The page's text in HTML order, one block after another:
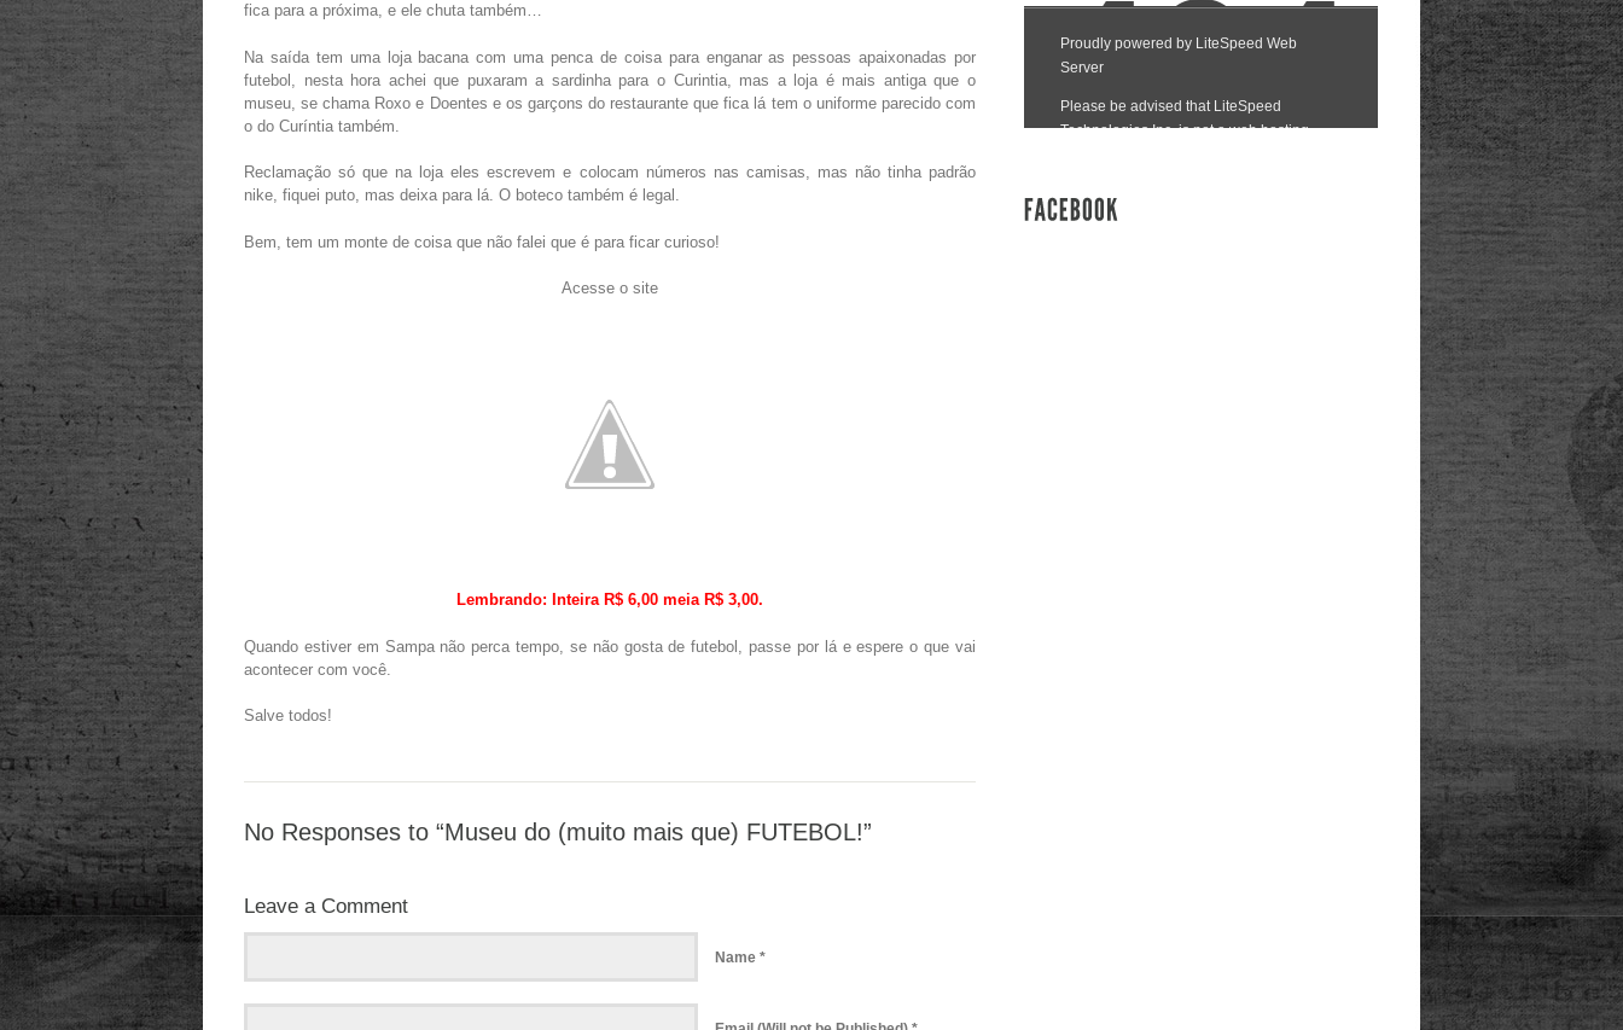
fica para a próxima, e ele chuta também…
Na saída tem uma loja bacana com uma penca de coisa para enganar as pessoas apaixonadas por
futebol, nesta hora achei que puxaram a sardinha para o Curintia, mas a loja é mais antiga que o
museu, se chama Roxo e Doentes e os garçons do restaurante que fica lá tem o uniforme parecido com
o do Curíntia também.
Reclamação só que na loja eles escrevem e colocam números nas camisas, mas não tinha padrão
nike, fiquei puto, mas deixa para lá. O boteco também é legal.
Bem, tem um monte de coisa que não falei que é para ficar curioso!
Acesse o site
Lembrando: Inteira R$ 6,00 meia R$ 3,00.
Quando estiver em Sampa não perca tempo, se não gosta de futebol, passe por lá e espere o que vai
acontecer com você.
Salve todos!
No Responses to “Museu do (muito mais que) FUTEBOL!”
Leave a Comment
Name *